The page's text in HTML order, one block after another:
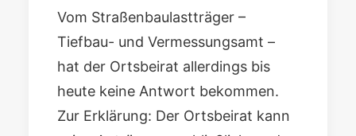
Vom Straßenbaulastträger –
Tiefbau- und Vermessungsamt –
hat der Ortsbeirat allerdings bis
heute keine Antwort bekommen.
Zur Erklärung: Der Ortsbeirat kann